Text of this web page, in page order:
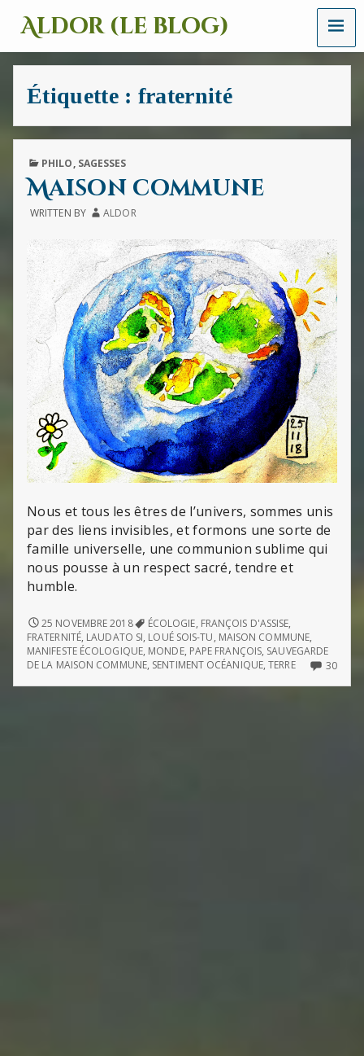
Aldor (le blog)
Un
site
avec
des
des
images
et
des
sons
MENU
Étiquette : fraternité
PUBLISHED
PHILO, SAGESSES
Maison commune
WRITTEN BY ALDOR
Nous et tous les êtres de l’univers, sommes unis
par des liens invisibles, et formons une sorte de
famille universelle, une communion sublime qui
nous pousse à un respect sacré, tendre et
humble.
MAISON
COMMUNE
25 NOVEMBRE 2018 ÉCOLOGIE, FRANÇOIS D'ASSISE,
FRATERNITÉ, LAUDATO SI, LOUÉ SOIS-TU, MAISON COMMUNE,
MANIFESTE ÉCOLOGIQUE, MONDE, PAPE FRANÇOIS, SAUVEGARDE
DE LA MAISON COMMUNE, SENTIMENT OCÉANIQUE,TERRE 3030